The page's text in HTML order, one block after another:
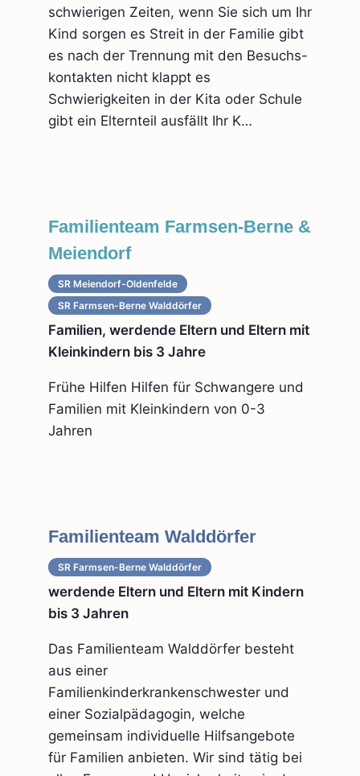
schwierigen Zeiten, wenn Sie sich um Ihr
Kind sorgen es Streit in der Familie gibt
es nach der Trennung mit den Besuchs-
kontakten nicht klappt es
Schwierigkeiten in der Kita oder Schule
gibt ein Elternteil ausfällt Ihr K…
Familienteam Farmsen-Berne &
Meiendorf
SR Meiendorf-Oldenfelde
SR Farmsen-Berne Walddörfer
Familien, werdende Eltern und Eltern mit
Kleinkindern bis 3 Jahre
Frühe Hilfen Hilfen für Schwangere und
Familien mit Kleinkindern von 0-3
Jahren
Familienteam Walddörfer
SR Farmsen-Berne Walddörfer
werdende Eltern und Eltern mit Kindern
bis 3 Jahren
Das Familienteam Walddörfer besteht
aus einer
Familienkinderkrankenschwester und
einer Sozialpädagogin, welche
gemeinsam individuelle Hilfsangebote
für Familien anbieten. Wir sind tätig bei